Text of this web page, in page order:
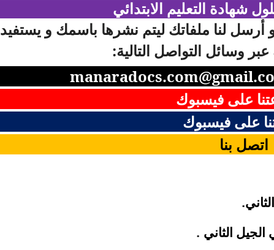
شهادة التعليم الابتدائي
أرسل لنا ملفاتك ليتم نشرها باسمك و يستفيد
عبر وسائل التواصل التالية:
على فيسبوك
على فيسبوك
اتصل بنا
.
.